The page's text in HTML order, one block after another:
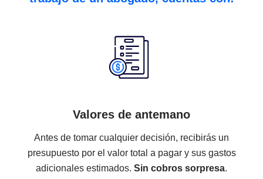
financiamiento
Hablar con nuestros abogados es
gratuito, pero si ya necesitas del
trabajo de un abogado, cuentas con: